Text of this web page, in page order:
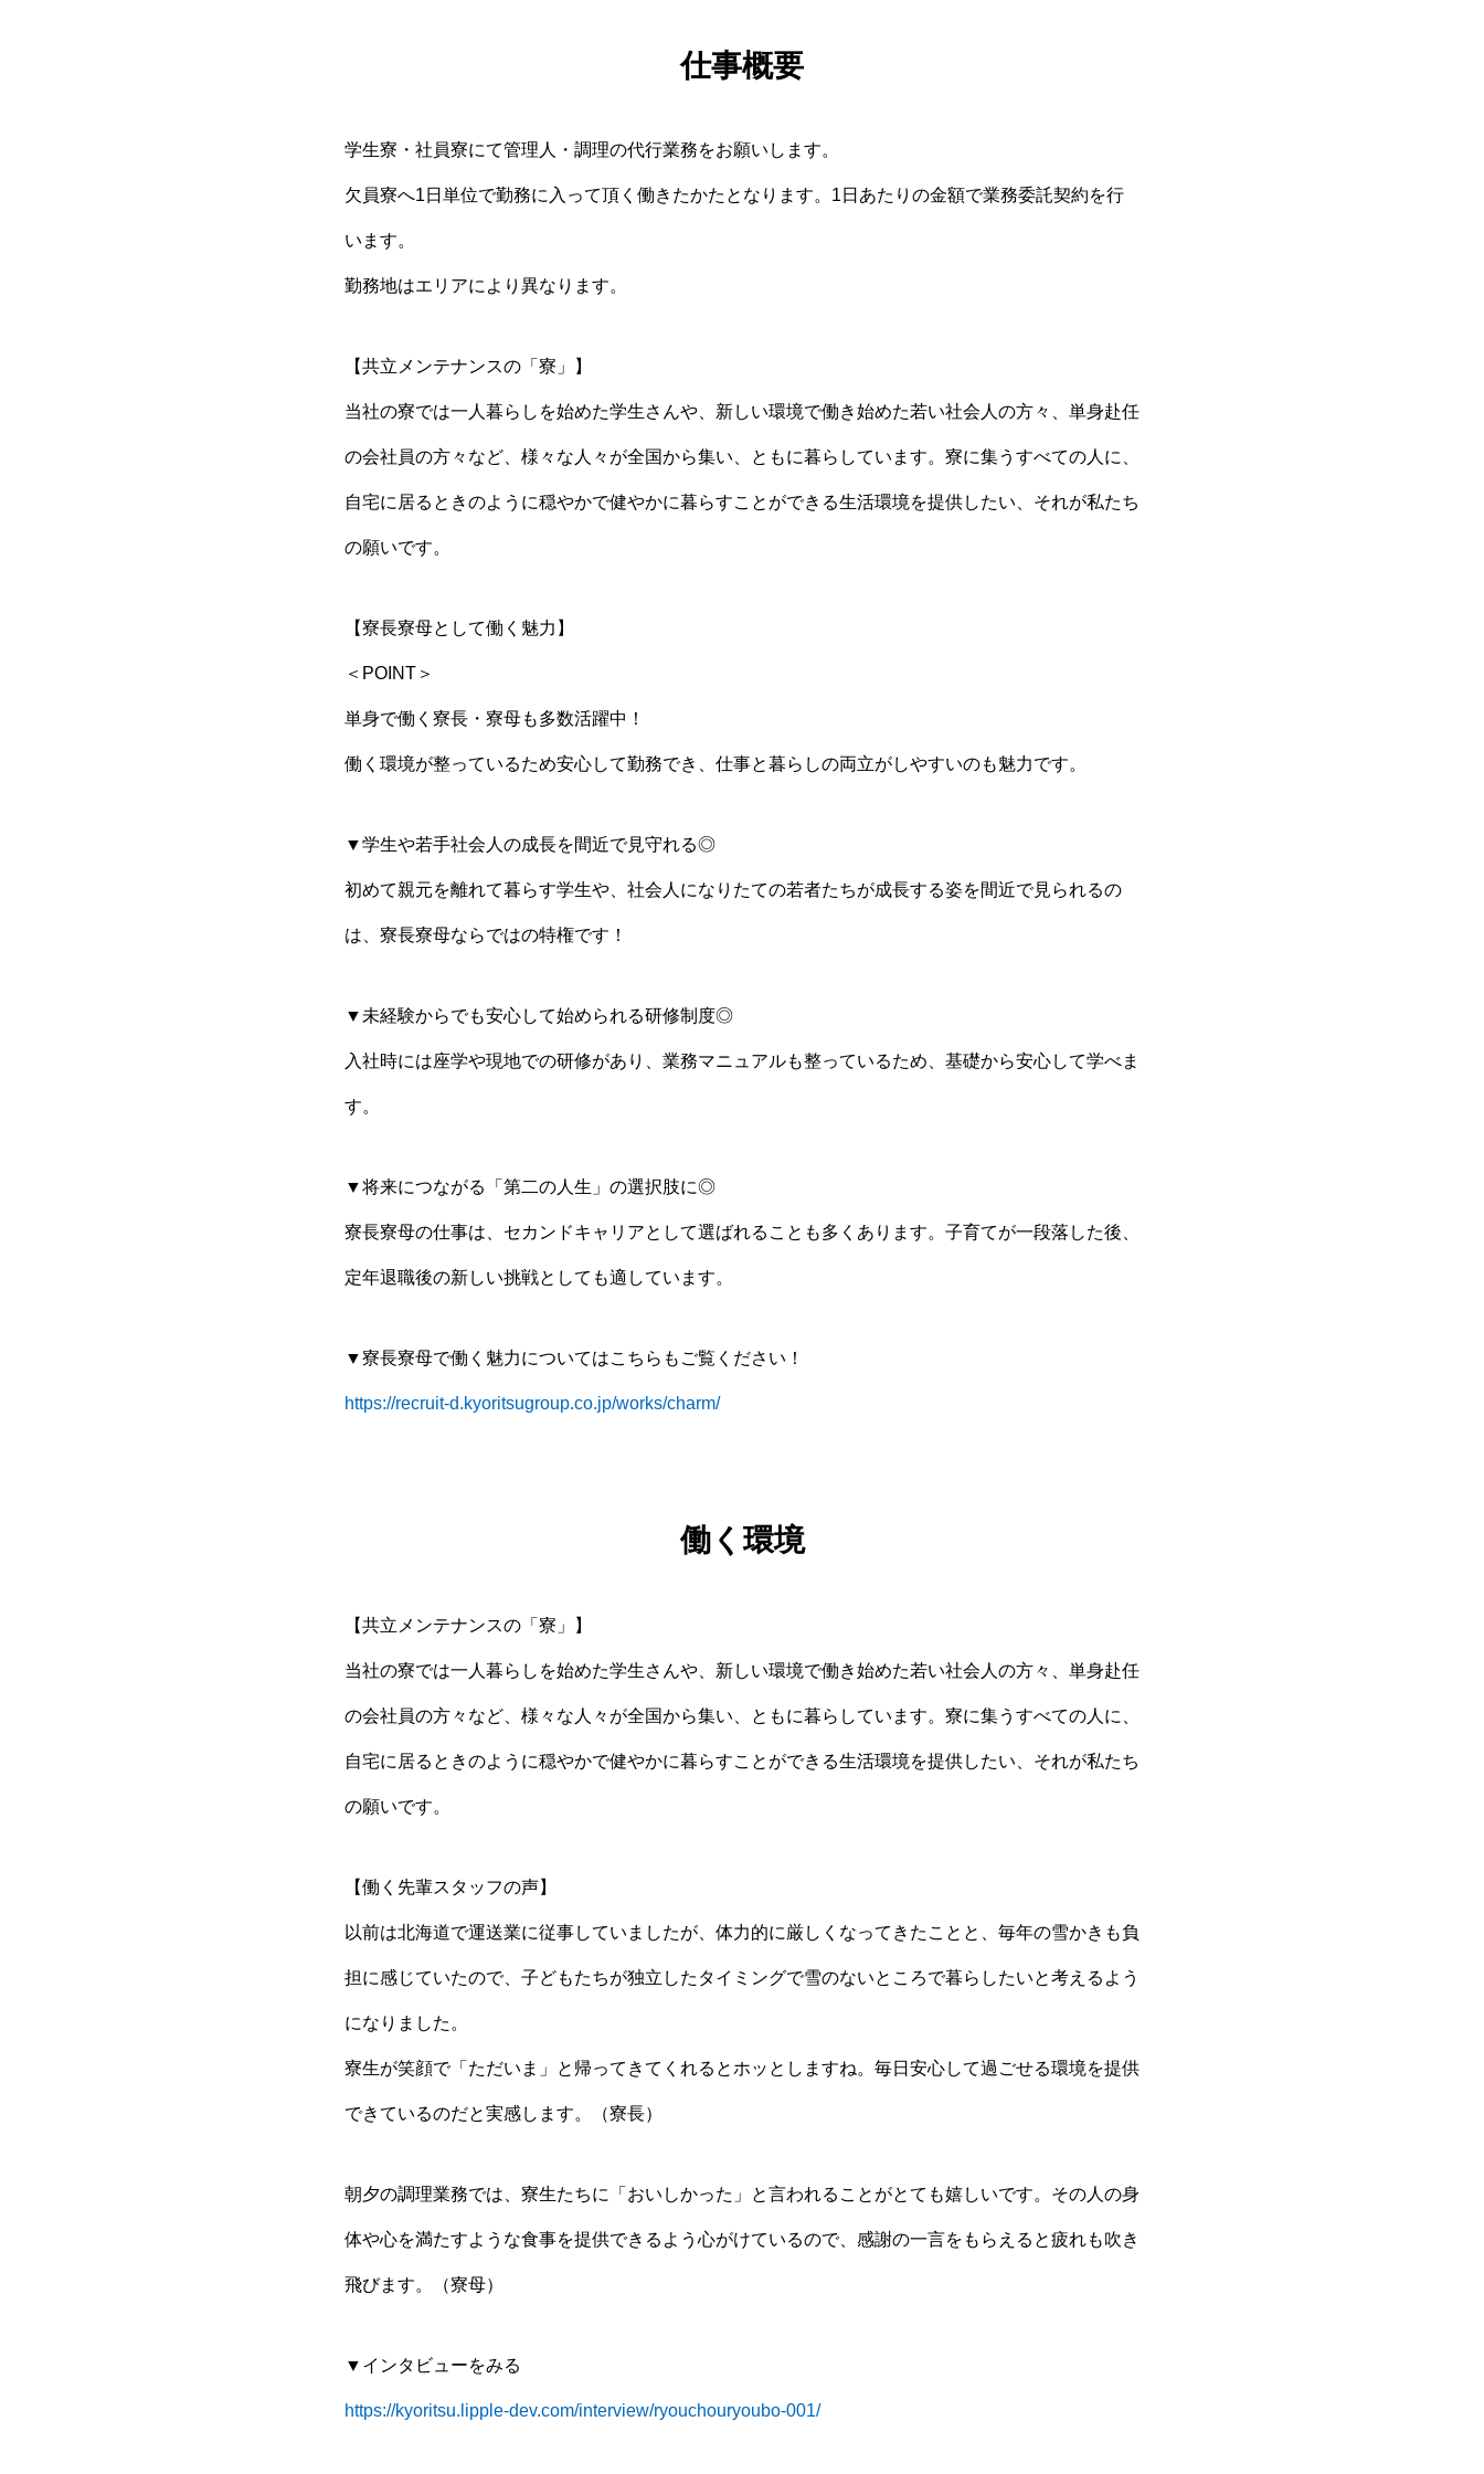
仕事概要
学生寮・社員寮にて管理人・調理の代行業務をお願いします。
欠員寮へ1日単位で勤務に入って頂く働きたかたとなります。1日あたりの金額で業務委託契約を行
います。
勤務地はエリアにより異なります。
【共立メンテナンスの「寮」】
当社の寮では一人暮らしを始めた学生さんや、新しい環境で働き始めた若い社会人の方々、単身赴任
の会社員の方々など、様々な人々が全国から集い、ともに暮らしています。寮に集うすべての人に、
自宅に居るときのように穏やかで健やかに暮らすことができる生活環境を提供したい、それが私たち
の願いです。
【寮長寮母として働く魅力】
＜POINT＞
単身で働く寮長・寮母も多数活躍中！
働く環境が整っているため安心して勤務でき、仕事と暮らしの両立がしやすいのも魅力です。
▼学生や若手社会人の成長を間近で見守れる◎
初めて親元を離れて暮らす学生や、社会人になりたての若者たちが成長する姿を間近で見られるの
は、寮長寮母ならではの特権です！
▼未経験からでも安心して始められる研修制度◎
入社時には座学や現地での研修があり、業務マニュアルも整っているため、基礎から安心して学べま
す。
▼将来につながる「第二の人生」の選択肢に◎
寮長寮母の仕事は、セカンドキャリアとして選ばれることも多くあります。子育てが一段落した後、
定年退職後の新しい挑戦としても適しています。
▼寮長寮母で働く魅力についてはこちらもご覧ください！
https://recruit-d.kyoritsugroup.co.jp/works/charm/
働く環境
【共立メンテナンスの「寮」】
当社の寮では一人暮らしを始めた学生さんや、新しい環境で働き始めた若い社会人の方々、単身赴任
の会社員の方々など、様々な人々が全国から集い、ともに暮らしています。寮に集うすべての人に、
自宅に居るときのように穏やかで健やかに暮らすことができる生活環境を提供したい、それが私たち
の願いです。
【働く先輩スタッフの声】
以前は北海道で運送業に従事していましたが、体力的に厳しくなってきたことと、毎年の雪かきも負
担に感じていたので、子どもたちが独立したタイミングで雪のないところで暮らしたいと考えるよう
になりました。
寮生が笑顔で「ただいま」と帰ってきてくれるとホッとしますね。毎日安心して過ごせる環境を提供
できているのだと実感します。（寮長）
朝夕の調理業務では、寮生たちに「おいしかった」と言われることがとても嬉しいです。その人の身
体や心を満たすような食事を提供できるよう心がけているので、感謝の一言をもらえると疲れも吹き
飛びます。（寮母）
▼インタビューをみる
https://kyoritsu.lipple-dev.com/interview/ryouchouryoubo-001/